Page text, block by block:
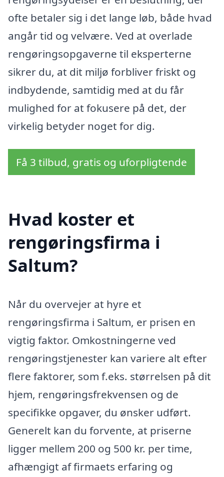
ofte betaler sig i det lange løb, både hvad
angår tid og velvære. Ved at overlade
rengøringsopgaverne til eksperterne
sikrer du, at dit miljø forbliver friskt og
indbydende, samtidig med at du får
mulighed for at fokusere på det, der
virkelig betyder noget for dig.
Få 3 tilbud, gratis og uforpligtende
Hvad koster et
rengøringsfirma i
Saltum?
Når du overvejer at hyre et
rengøringsfirma i Saltum, er prisen en
vigtig faktor. Omkostningerne ved
rengøringstjenester kan variere alt efter
flere faktorer, som f.eks. størrelsen på dit
hjem, rengøringsfrekvensen og de
specifikke opgaver, du ønsker udført.
Generelt kan du forvente, at priserne
ligger mellem 200 og 500 kr. per time,
afhængigt af firmaets erfaring og